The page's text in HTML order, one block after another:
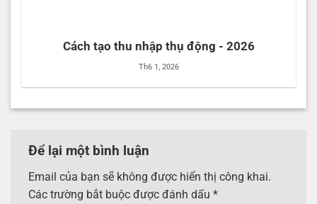
Cách tạo thu nhập thụ động - 2026
Th6 1, 2026
Để lại một bình luận
Email của bạn sẽ không được hiển thị công khai.
Các trường bắt buộc được đánh dấu *